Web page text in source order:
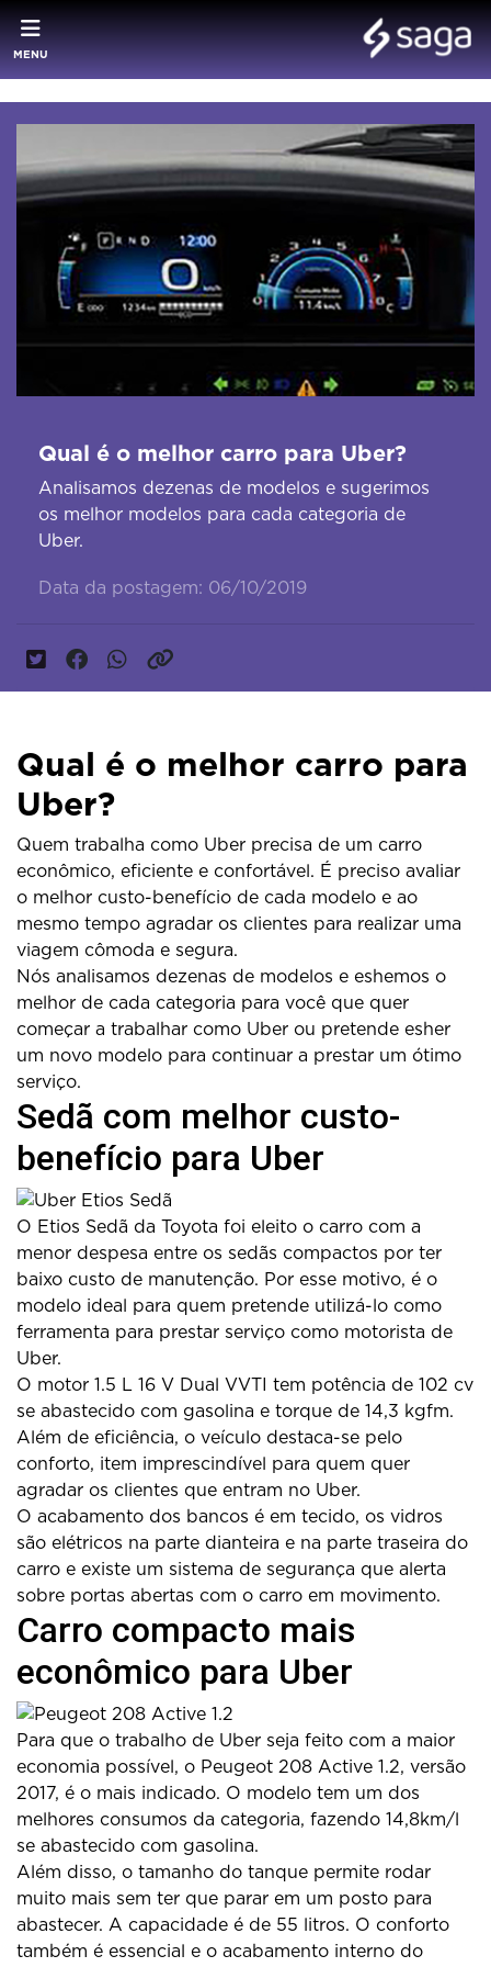
MENU
Qual é o melhor carro para Uber?
Analisamos dezenas de modelos e sugerimos
os melhor modelos para cada categoria de
Uber.
Data da postagem: 06/10/2019
Qual é o melhor carro para
Uber?
Quem trabalha como Uber precisa de um carro
econômico, eficiente e confortável. É preciso avaliar
o melhor custo-benefício de cada modelo e ao
mesmo tempo agradar os clientes para realizar uma
viagem cômoda e segura.
Nós analisamos dezenas de modelos e eshemos o
melhor de cada categoria para você que quer
começar a trabalhar como Uber ou pretende esher
um novo modelo para continuar a prestar um ótimo
serviço.
Sedã com melhor custo-
benefício para Uber
O Etios Sedã da Toyota foi eleito o carro com a
menor despesa entre os sedãs compactos por ter
baixo custo de manutenção. Por esse motivo, é o
modelo ideal para quem pretende utilizá-lo como
ferramenta para prestar serviço como motorista de
Uber.
O motor 1.5 L 16 V Dual VVTI tem potência de 102 cv
se abastecido com gasolina e torque de 14,3 kgfm.
Além de eficiência, o veículo destaca-se pelo
conforto, item imprescindível para quem quer
agradar os clientes que entram no Uber.
O acabamento dos bancos é em tecido, os vidros
são elétricos na parte dianteira e na parte traseira do
carro e existe um sistema de segurança que alerta
sobre portas abertas com o carro em movimento.
Carro compacto mais
econômico para Uber
Para que o trabalho de Uber seja feito com a maior
economia possível, o Peugeot 208 Active 1.2, versão
2017, é o mais indicado. O modelo tem um dos
melhores consumos da categoria, fazendo 14,8km/l
se abastecido com gasolina.
Além disso, o tamanho do tanque permite rodar
muito mais sem ter que parar em um posto para
abastecer. A capacidade é de 55 litros. O conforto
também é essencial e o acabamento interno do